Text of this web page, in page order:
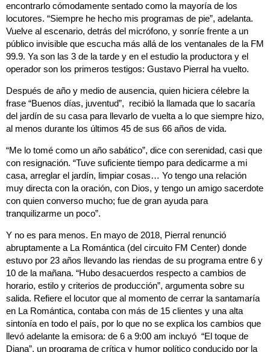
encontrarlo cómodamente sentado como la mayoría de los
locutores. “Siempre he hecho mis programas de pie”, adelanta.
Vuelve al escenario, detrás del micrófono, y sonríe frente a un
público invisible que escucha más allá de los ventanales de la FM
99.9. Ya son las 3 de la tarde y en el estudio la productora y el
operador son los primeros testigos: Gustavo Pierral ha vuelto.
Después de año y medio de ausencia, quien hiciera célebre la
frase “Buenos días, juventud”, recibió la llamada que lo sacaría
del jardín de su casa para llevarlo de vuelta a lo que siempre hizo,
al menos durante los últimos 45 de sus 66 años de vida.
“Me lo tomé como un año sabático”, dice con serenidad, casi que
con resignación. “Tuve suficiente tiempo para dedicarme a mi
casa, arreglar el jardín, limpiar cosas… Yo tengo una relación
muy directa con la oración, con Dios, y tengo un amigo sacerdote
con quien converso mucho; fue de gran ayuda para
tranquilizarme un poco”.
Y no es para menos. En mayo de 2018, Pierral renunció
abruptamente a La Romántica (del circuito FM Center) donde
estuvo por 23 años llevando las riendas de su programa entre 6 y
10 de la mañana. “Hubo desacuerdos respecto a cambios de
horario, estilo y criterios de producción”, argumenta sobre su
salida. Refiere el locutor que al momento de cerrar la santamaría
en La Romántica, contaba con más de 15 clientes y una alta
sintonía en todo el país, por lo que no se explica los cambios que
llevó adelante la emisora: de 6 a 9:00 am incluyó “El toque de
Diana”, un programa de crítica y humor político conducido por la